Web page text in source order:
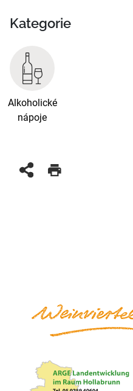
Kategorie
Alkoholické
nápoje